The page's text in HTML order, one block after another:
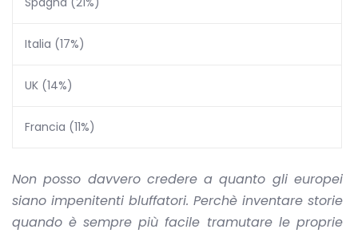
Italia (17%)
UK (14%)
Francia (11%)
Non posso davvero credere a quanto gli europei
siano impenitenti bluffatori. Perchè inventare storie
quando è sempre più facile tramutare le proprie